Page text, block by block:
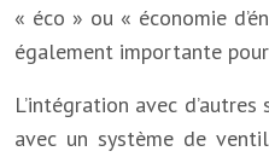
« éco » ou « économie
également importante
L’intégration avec
avec un système de